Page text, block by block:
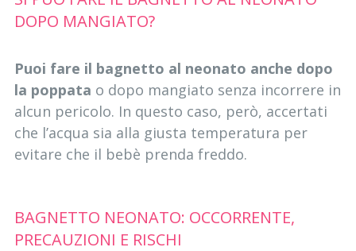
DOPO MANGIATO?
Puoi fare il bagnetto al neonato anche dopo
la poppata o dopo mangiato senza incorrere in
alcun pericolo. In questo caso, però, accertati
che l’acqua sia alla giusta temperatura per
evitare che il bebè prenda freddo.
BAGNETTO NEONATO: OCCORRENTE,
PRECAUZIONI E RISCHI